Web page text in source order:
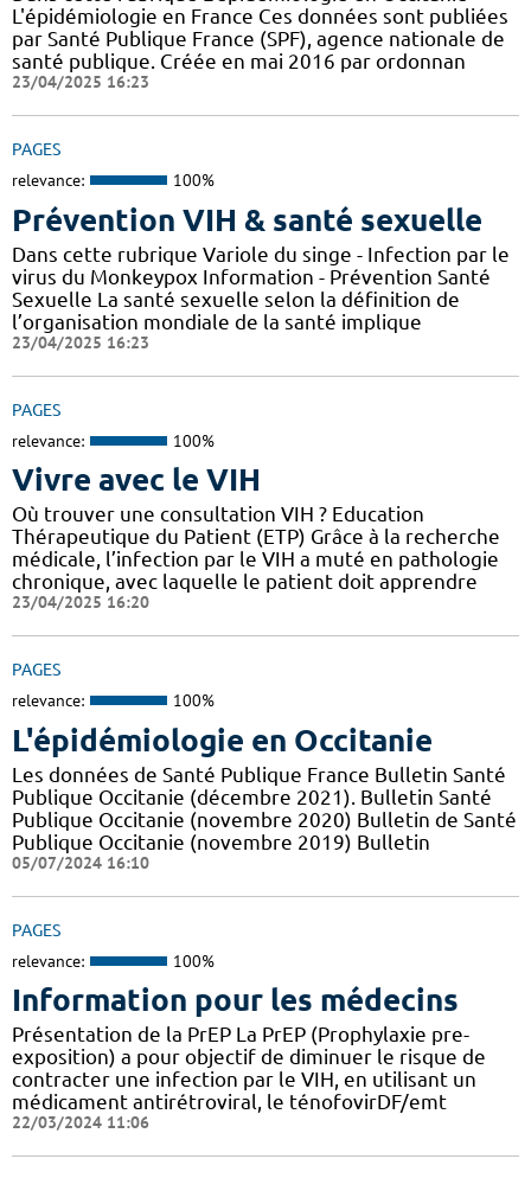
L'épidémiologie en France Ces données sont publiées
par Santé Publique France (SPF), agence nationale de
santé publique. Créée en mai 2016 par ordonnan
23/04/2025 16:23
PAGES
relevance: 100%
Prévention VIH & santé sexuelle
Dans cette rubrique Variole du singe - Infection par le
virus du Monkeypox Information - Prévention Santé
Sexuelle La santé sexuelle selon la définition de
l’organisation mondiale de la santé implique
23/04/2025 16:23
PAGES
relevance: 100%
Vivre avec le VIH
Où trouver une consultation VIH ? Education
Thérapeutique du Patient (ETP) Grâce à la recherche
médicale, l’infection par le VIH a muté en pathologie
chronique, avec laquelle le patient doit apprendre
23/04/2025 16:20
PAGES
relevance: 100%
L'épidémiologie en Occitanie
Les données de Santé Publique France Bulletin Santé
Publique Occitanie (décembre 2021). Bulletin Santé
Publique Occitanie (novembre 2020) Bulletin de Santé
Publique Occitanie (novembre 2019) Bulletin
05/07/2024 16:10
PAGES
relevance: 100%
Information pour les médecins
Présentation de la PrEP La PrEP (Prophylaxie pre-
exposition) a pour objectif de diminuer le risque de
contracter une infection par le VIH, en utilisant un
médicament antirétroviral, le ténofovirDF/emt
22/03/2024 11:06